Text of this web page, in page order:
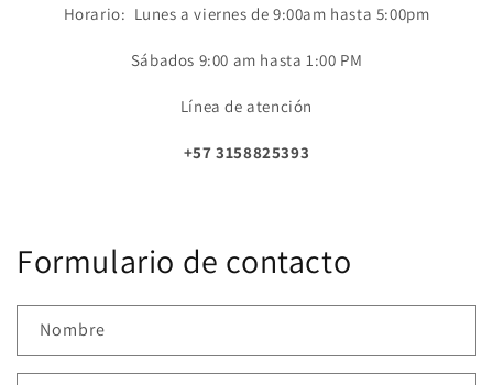
Horario: Lunes a viernes de 9:00am hasta 5:00pm
Sábados 9:00 am hasta 1:00 PM
Línea de atención
+57 3158825393
Formulario de contacto
Nombre